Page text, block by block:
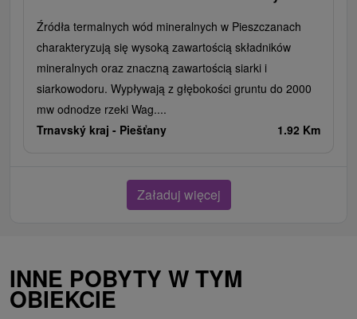
Źródła termalnych wód mineralnych w Pieszczanach
charakteryzują się wysoką zawartością składników
mineralnych oraz znaczną zawartością siarki i
siarkowodoru. Wypływają z głębokości gruntu do 2000
mw odnodze rzeki Wag....
Trnavský kraj - Piešťany 1.92 Km
Załaduj więcej
INNE POBYTY W TYM
OBIEKCIE